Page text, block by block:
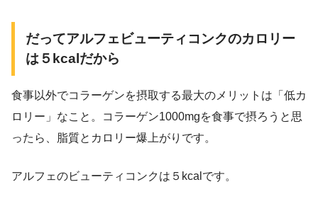
だってアルフェビューティコンクのカロリー
は５kcalだから
食事以外でコラーゲンを摂取する最大のメリットは「低カ
ロリー」なこと。コラーゲン1000mgを食事で摂ろうと思
ったら、脂質とカロリー爆上がりです。
アルフェのビューティコンクは５kcalです。